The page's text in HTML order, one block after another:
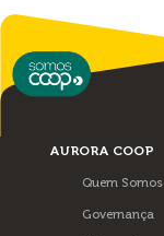
AURORA COOP
Quem Somos
Governança